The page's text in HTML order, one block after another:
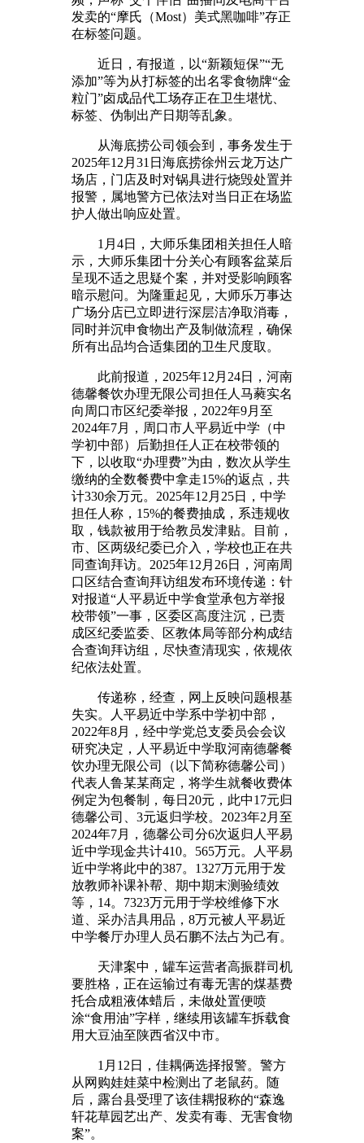
发卖的“摩氏（Most）美式黑咖啡”存正
在标签问题。
近日，有报道，以“新颖短保”“无
添加”等为从打标签的出名零食物牌“金
粒门”卤成品代工场存正在卫生堪忧、
标签、伪制出产日期等乱象。
从海底捞公司领会到，事务发生于
2025年12月31日海底捞徐州云龙万达广
场店，门店及时对锅具进行烧毁处置并
报警，属地警方已依法对当日正在场监
护人做出响应处置。
1月4日，大师乐集团相关担任人暗
示，大师乐集团十分关心有顾客盆菜后
呈现不适之思疑个案，并对受影响顾客
暗示慰问。为隆重起见，大师乐万事达
广场分店已立即进行深层洁净取消毒，
同时并沉申食物出产及制做流程，确保
所有出品均合适集团的卫生尺度取。
此前报道，2025年12月24日，河南
德馨餐饮办理无限公司担任人马蕤实名
向周口市区纪委举报，2022年9月至
2024年7月，周口市人平易近中学（中
学初中部）后勤担任人正在校带领的
下，以收取“办理费”为由，数次从学生
缴纳的全数餐费中拿走15%的返点，共
计330余万元。2025年12月25日，中学
担任人称，15%的餐费抽成，系违规收
取，钱款被用于给教员发津贴。目前，
市、区两级纪委已介入，学校也正在共
同查询拜访。2025年12月26日，河南周
口区结合查询拜访组发布环境传递：针
对报道“人平易近中学食堂承包方举报
校带领”一事，区委区高度注沉，已责
成区纪委监委、区教体局等部分构成结
合查询拜访组，尽快查清现实，依规依
纪依法处置。
传递称，经查，网上反映问题根基
失实。人平易近中学系中学初中部，
2022年8月，经中学党总支委员会会议
研究决定，人平易近中学取河南德馨餐
饮办理无限公司（以下简称德馨公司）
代表人鲁某某商定，将学生就餐收费体
例定为包餐制，每日20元，此中17元归
德馨公司、3元返归学校。2023年2月至
2024年7月，德馨公司分6次返归人平易
近中学现金共计410。565万元。人平易
近中学将此中的387。1327万元用于发
放教师补课补帮、期中期末测验绩效
等，14。7323万元用于学校维修下水
道、采办洁具用品，8万元被人平易近
中学餐厅办理人员石鹏不法占为己有。
天津案中，罐车运营者高振群司机
要胜格，正在运输过有毒无害的煤基费
托合成粗液体蜡后，未做处置便喷
涂“食用油”字样，继续用该罐车拆载食
用大豆油至陕西省汉中市。
1月12日，佳耦俩选择报警。警方
从网购娃娃菜中检测出了老鼠药。随
后，露台县受理了该佳耦报称的“森逸
轩花草园艺出产、发卖有毒、无害食物
案”。